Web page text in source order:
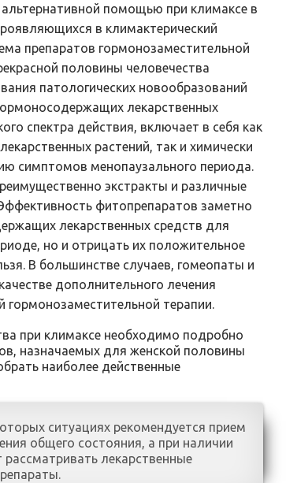
помощью при климаксе в
в климактерический
препаратов гормонозаместительной
половины человечества
патологических новообразований
лекарственных
спектра действия, включает в себя как
растений, так и химически
симптомов менопаузального периода.
экстракты и различные
фитопрепаратов заметно
лекарственных средств для
но и отрицать их положительное
В большинстве случаев, гомеопаты и
дополнительного лечения
гормонозаместительной терапии.
при климаксе необходимо подробно
назначаемых для женской половины
наиболее действенные
ситуациях рекомендуется прием
общего состояния, а при наличии
лекарственные